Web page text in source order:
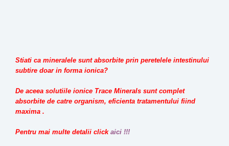
Stiati ca mineralele sunt absorbite prin peretelele intestinului
subtire doar in forma ionica?
De aceea solutiile ionice Trace Minerals sunt complet
absorbite de catre organism, eficienta tratamentului fiind
maxima .
Pentru mai multe detalii click aici !!!